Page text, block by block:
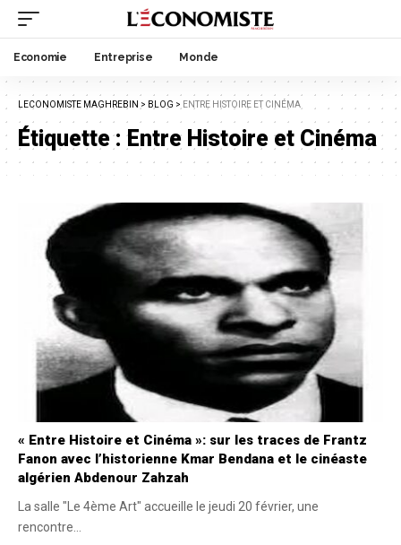
Economie Entreprise Monde
LECONOMISTE MAGHREBIN > BLOG > ENTRE HISTOIRE ET CINÉMA
Étiquette :Entre Histoire et Cinéma
« Entre Histoire et Cinéma »: sur les traces de Frantz
Fanon avec l’historienne Kmar Bendana et le cinéaste
algérien Abdenour Zahzah
La salle "Le 4ème Art" accueille le jeudi 20 février, une
rencontre